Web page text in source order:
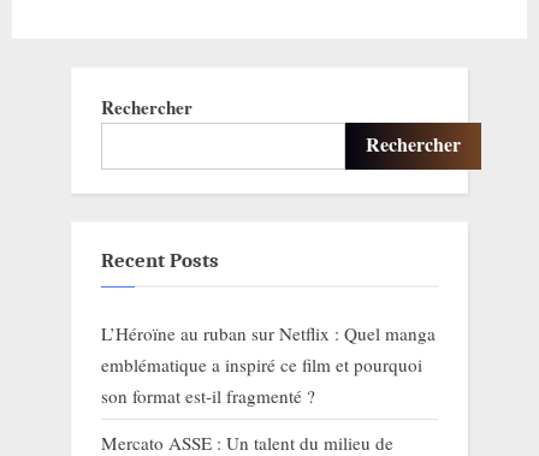
Rechercher
Rechercher
Recent Posts
L’Héroïne au ruban sur Netflix : Quel manga
emblématique a inspiré ce film et pourquoi
son format est-il fragmenté ?
Mercato ASSE : Un talent du milieu de